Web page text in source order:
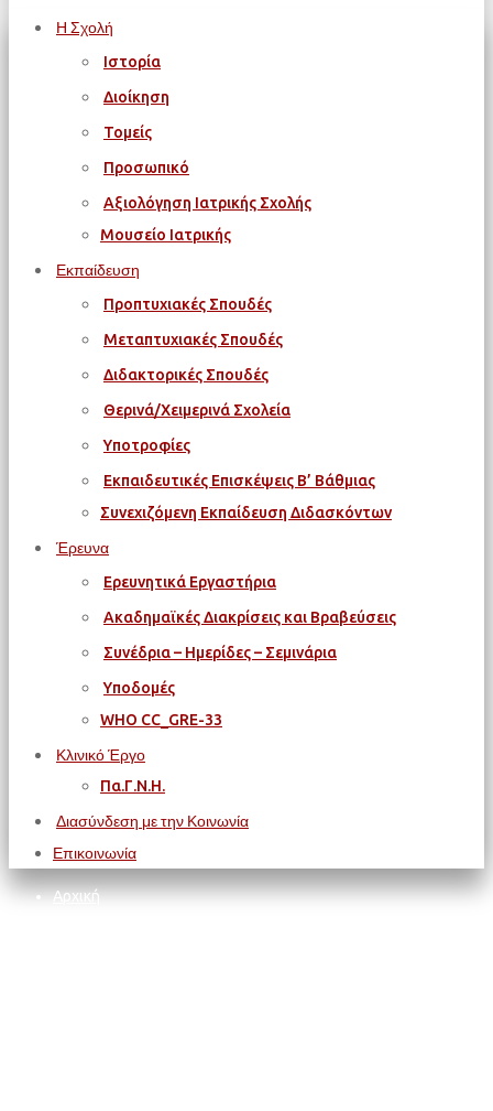
Η Σχολή
Ιστορία
Διοίκηση
Τομείς
Προσωπικό
Αξιολόγηση Ιατρικής Σχολής
Μουσείο Ιατρικής
Εκπαίδευση
Προπτυχιακές Σπουδές
Μεταπτυχιακές Σπουδές
Διδακτορικές Σπουδές
Θερινά/Χειμερινά Σχολεία
Υποτροφίες
Εκπαιδευτικές Επισκέψεις Β’ Βάθμιας
Συνεχιζόμενη Εκπαίδευση Διδασκόντων
Έρευνα
Ερευνητικά Εργαστήρια
Ακαδημαϊκές Διακρίσεις και Βραβεύσεις
Συνέδρια – Ημερίδες – Σεμινάρια
Υποδομές
WΗΟ CC_GRE-33
Κλινικό Έργο
Πα.Γ.Ν.Η.
Διασύνδεση με την Κοινωνία
Επικοινωνία
Αρχική